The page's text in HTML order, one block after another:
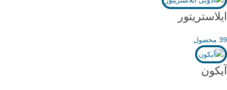
ایلاستریتور
39 محصول
آیکون